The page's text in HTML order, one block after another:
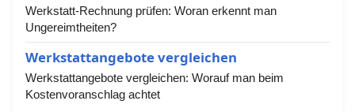
Werkstatt-Rechnung prüfen: Woran erkennt man
Ungereimtheiten?
Werkstattangebote vergleichen
Werkstattangebote vergleichen: Worauf man beim
Kostenvoranschlag achtet